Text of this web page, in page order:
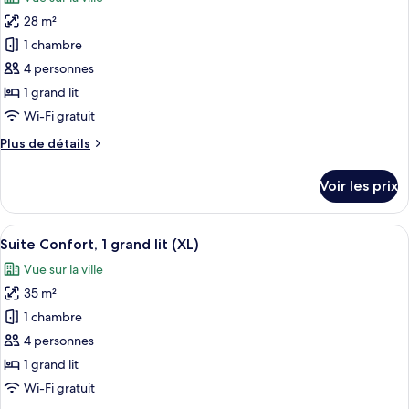
Confort,
lits
une
place
photos
pour
ce
type
de
chambre :
Chambre
grand
lit
(XL)
28 m²
1 chambre
4 personnes
1 grand lit
Wi-Fi gratuit
Plus de détails
Plus
le
type
de
Chambre
Confort,
grand
lit
(XL)
Voir les prix
Afficher
toutes
les
photos
pour
ce
type
de
chambre :
Une chambre d’hôtel moderne
11
Suite Confort, 1 grand lit (XL)
Vue sur la ville
35 m²
1 chambre
4 personnes
1 grand lit
Wi-Fi gratuit